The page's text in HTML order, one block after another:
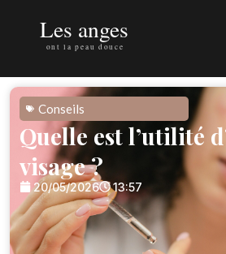
Conseils
Quelle est l’utilité
visage ?
20/05/2026 13:57